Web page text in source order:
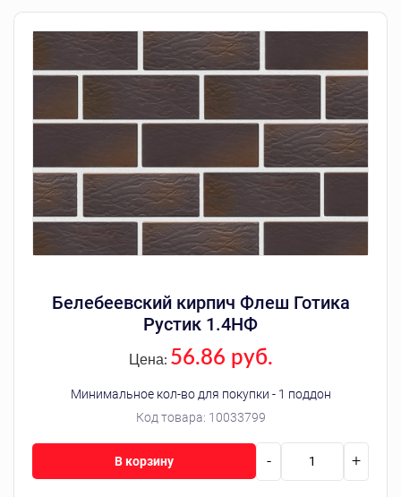
Белебеевский кирпич Флеш Готика
Рустик 1.4НФ
Код товара: 10033799
Цена: 56.86 руб.
Минимальное кол-во для покупки - 1 поддон
- +
В корзину